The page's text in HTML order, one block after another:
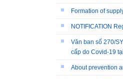
Formation of
NOTIFICATION
Văn ban số 270/
cấp do Covid-19
About prevention